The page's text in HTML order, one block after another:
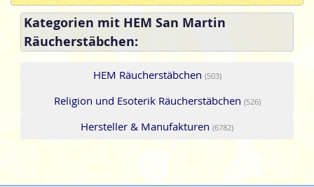
Kategorien mit HEM San Martin
Räucherstäbchen:
HEM Räucherstäbchen (503)
Religion und Esoterik Räucherstäbchen (526)
Hersteller & Manufakturen (6782)